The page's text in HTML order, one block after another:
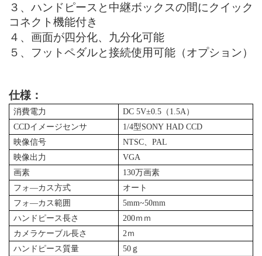
３、ハンドピースと中継ボックスの間にクイック
コネクト機能付き
４、画面が四分化、九分化可能
５、フットペダルと接続使用可能（オプション）
仕様：
消費電力
DC 5V±0.5（1.5A）
CCDイメージセンサ
1/4型SONY HAD CCD
映像信号
NTSC、PAL
映像出力
VGA
画素
130万画素
フォ―カス方式
オート
フォ―カス範囲
5mm~50mm
ハンドピース長さ
200ｍｍ
カメラケーブル長さ
2ｍ
ハンドピース質量
50ｇ